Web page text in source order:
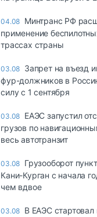
04.08 Минтранс РФ
применение
трассах страны
03.08 Запрет на въезд
фур-должников в
силу с 1 сентября
03.08 ЕАЭС запустил
грузов по
весь автотранзит
03.08 Грузооборот
Кани-Курган с начала
чем вдвое
03.08 В ЕАЭС стартовал